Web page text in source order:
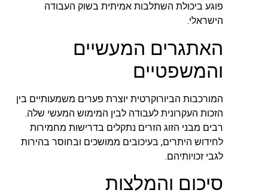
פוגע ביכולת השתלבות אמיתית בשוק העבודה
הישראלי.
האתגרים המעשיים
והמשפטיים
המורכבות הביורוקרטית יוצרת פערים משמעותיים בין
הזכות העקרונית לעבודה לבין המימוש המעשי שלה.
רבים מבני הזוג הזרים נתקלים בדרישות מחמירות
לחידוש היתרים, בעיכובים ממושכים ובחוסר בהירות
לגבי זכויותיהם.
סיכום והמלצות